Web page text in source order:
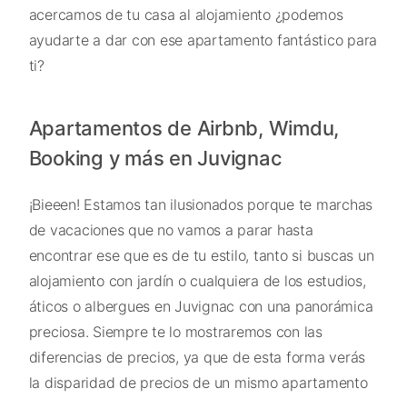
acercamos de tu casa al alojamiento ¿podemos
ayudarte a dar con ese apartamento fantástico para
ti?
Apartamentos de Airbnb, Wimdu,
Booking y más en Juvignac
¡Bieeen! Estamos tan ilusionados porque te marchas
de vacaciones que no vamos a parar hasta
encontrar ese que es de tu estilo, tanto si buscas un
alojamiento con jardín o cualquiera de los estudios,
áticos o albergues en Juvignac con una panorámica
preciosa. Siempre te lo mostraremos con las
diferencias de precios, ya que de esta forma verás
la disparidad de precios de un mismo apartamento